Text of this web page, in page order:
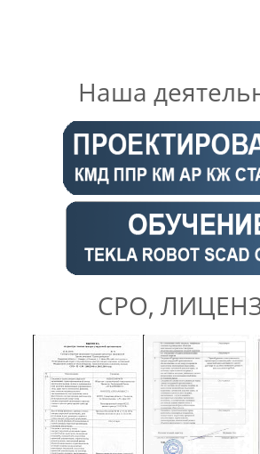
Наша
СРО,